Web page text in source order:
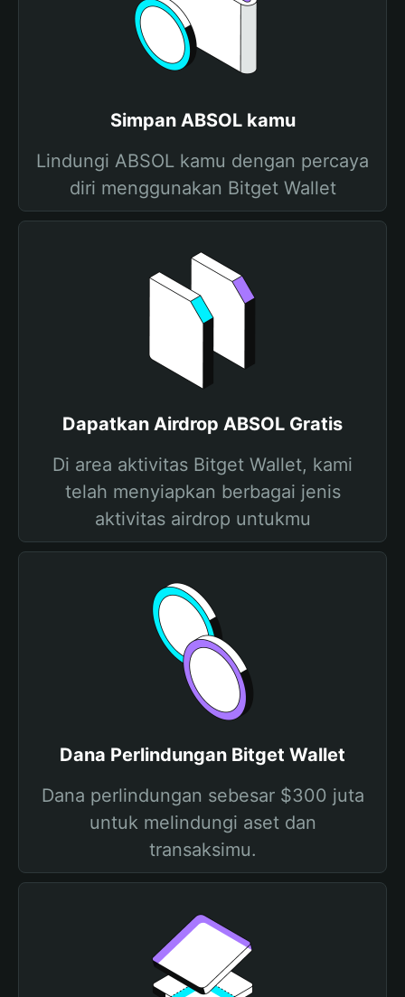
Simpan ABSOL kamu
Lindungi ABSOL kamu dengan percaya
diri menggunakan Bitget Wallet
Dapatkan Airdrop ABSOL Gratis
Di area aktivitas Bitget Wallet, kami
telah menyiapkan berbagai jenis
aktivitas airdrop untukmu
Dana Perlindungan Bitget Wallet
Dana perlindungan sebesar $300 juta
untuk melindungi aset dan
transaksimu.